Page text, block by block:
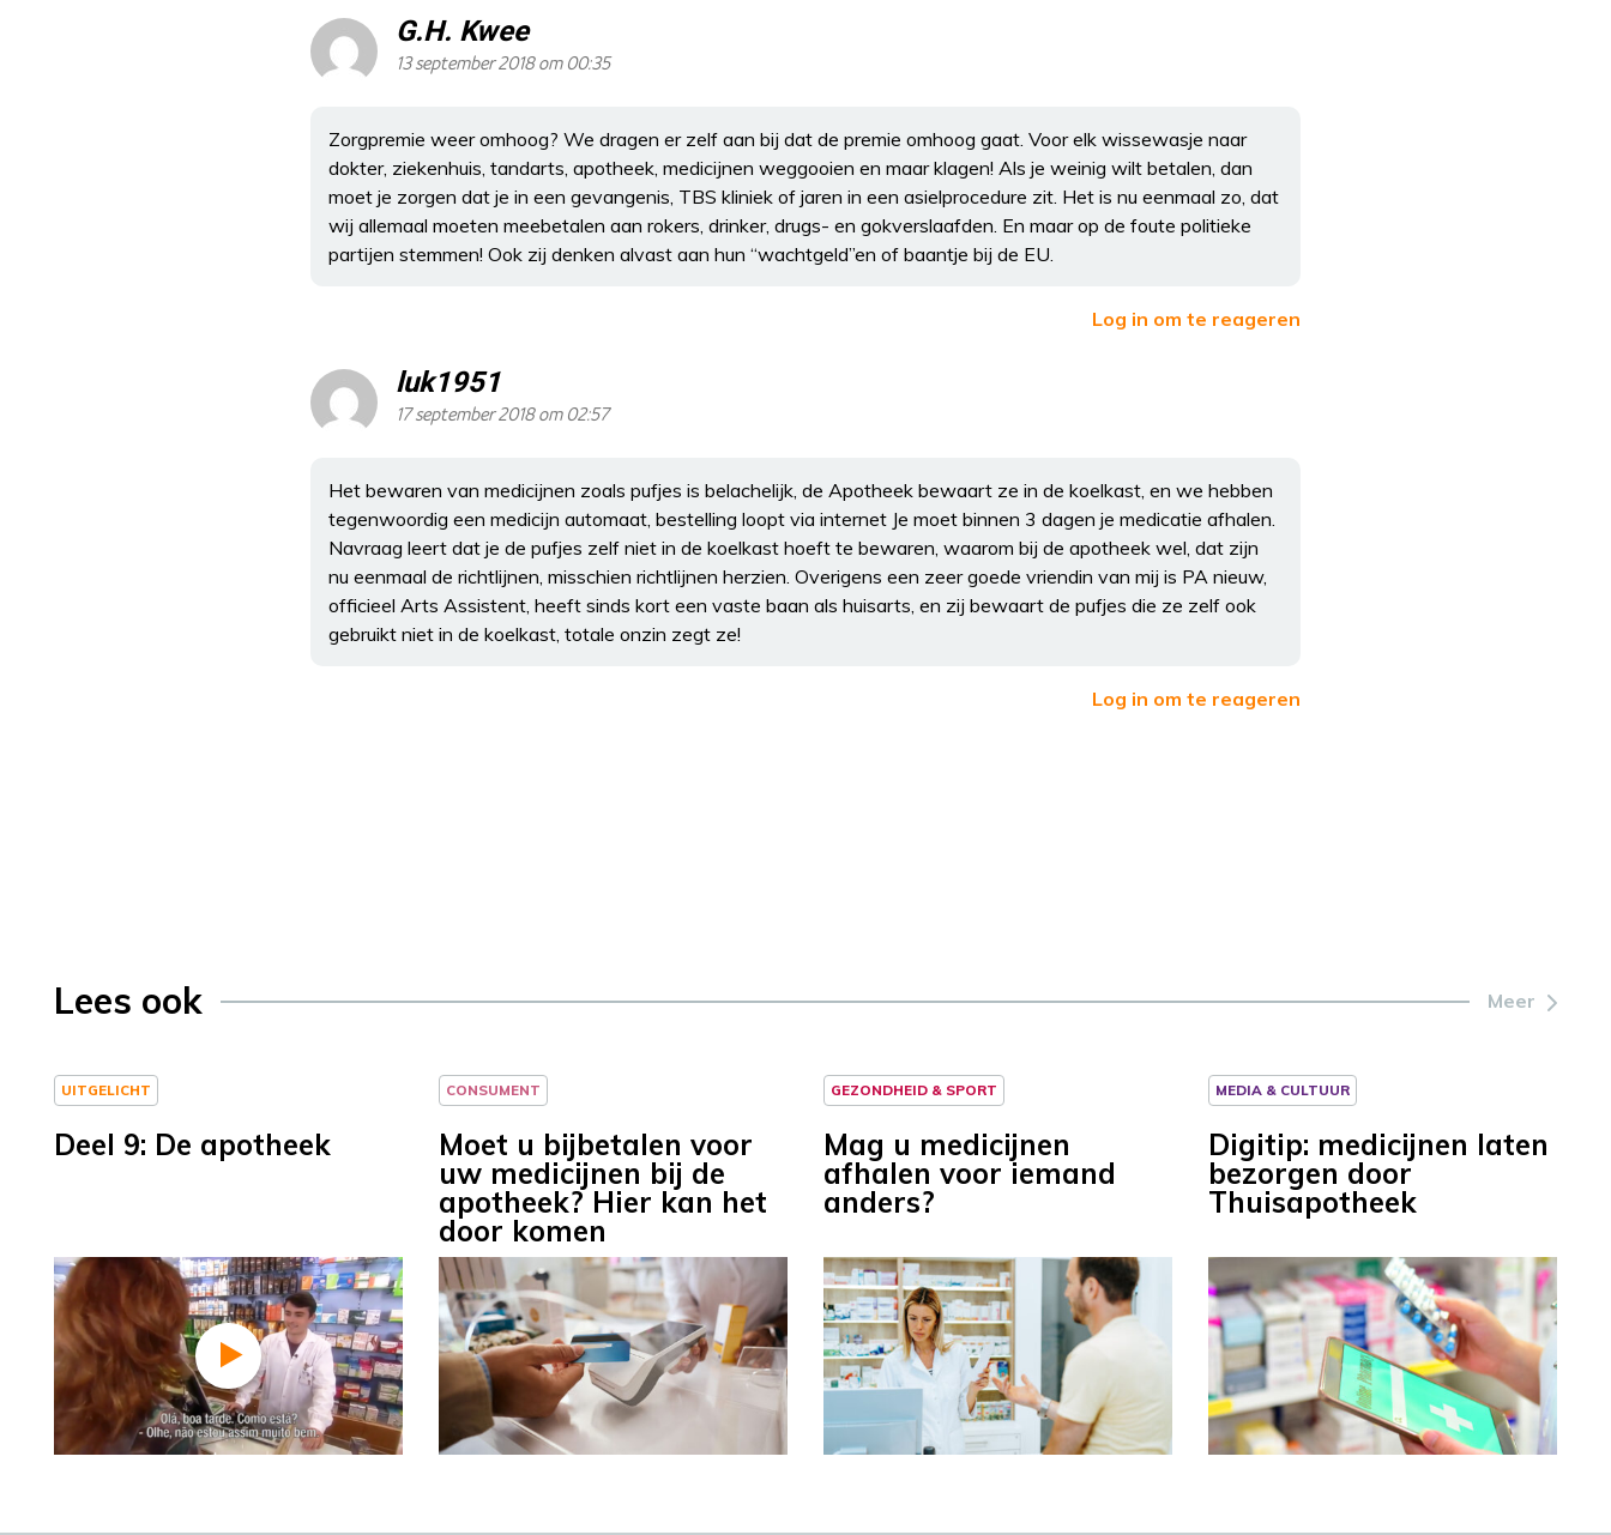
G.H. Kwee
13 september 2018 om 00:35
Zorgpremie weer omhoog? We dragen er zelf aan bij dat de premie omhoog gaat. Voor elk wissewasje naar
dokter, ziekenhuis, tandarts, apotheek, medicijnen weggooien en maar klagen! Als je weinig wilt betalen, dan
moet je zorgen dat je in een gevangenis, TBS kliniek of jaren in een asielprocedure zit. Het is nu eenmaal zo, dat
wij allemaal moeten meebetalen aan rokers, drinker, drugs- en gokverslaafden. En maar op de foute politieke
partijen stemmen! Ook zij denken alvast aan hun “wachtgeld”en of baantje bij de EU.
Log in om te reageren
luk1951
17 september 2018 om 02:57
Het bewaren van medicijnen zoals pufjes is belachelijk, de Apotheek bewaart ze in de koelkast, en we hebben
tegenwoordig een medicijn automaat, bestelling loopt via internet Je moet binnen 3 dagen je medicatie afhalen.
Navraag leert dat je de pufjes zelf niet in de koelkast hoeft te bewaren, waarom bij de apotheek wel, dat zijn
nu eenmaal de richtlijnen, misschien richtlijnen herzien. Overigens een zeer goede vriendin van mij is PA nieuw,
officieel Arts Assistent, heeft sinds kort een vaste baan als huisarts, en zij bewaart de pufjes die ze zelf ook
gebruikt niet in de koelkast, totale onzin zegt ze!
Log in om te reageren
Lees ook Meer
UITGELICHT
Deel 9: De apotheek
CONSUMENT
Moet u bijbetalen voor
uw medicijnen bij de
apotheek? Hier kan het
door komen
GEZONDHEID & SPORT
Mag u medicijnen
afhalen voor iemand
anders?
MEDIA & CULTUUR
Digitip: medicijnen laten
bezorgen door
Thuisapotheek